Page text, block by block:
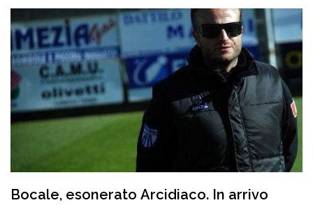
Bocale, esonerato Arcidiaco. In arrivo